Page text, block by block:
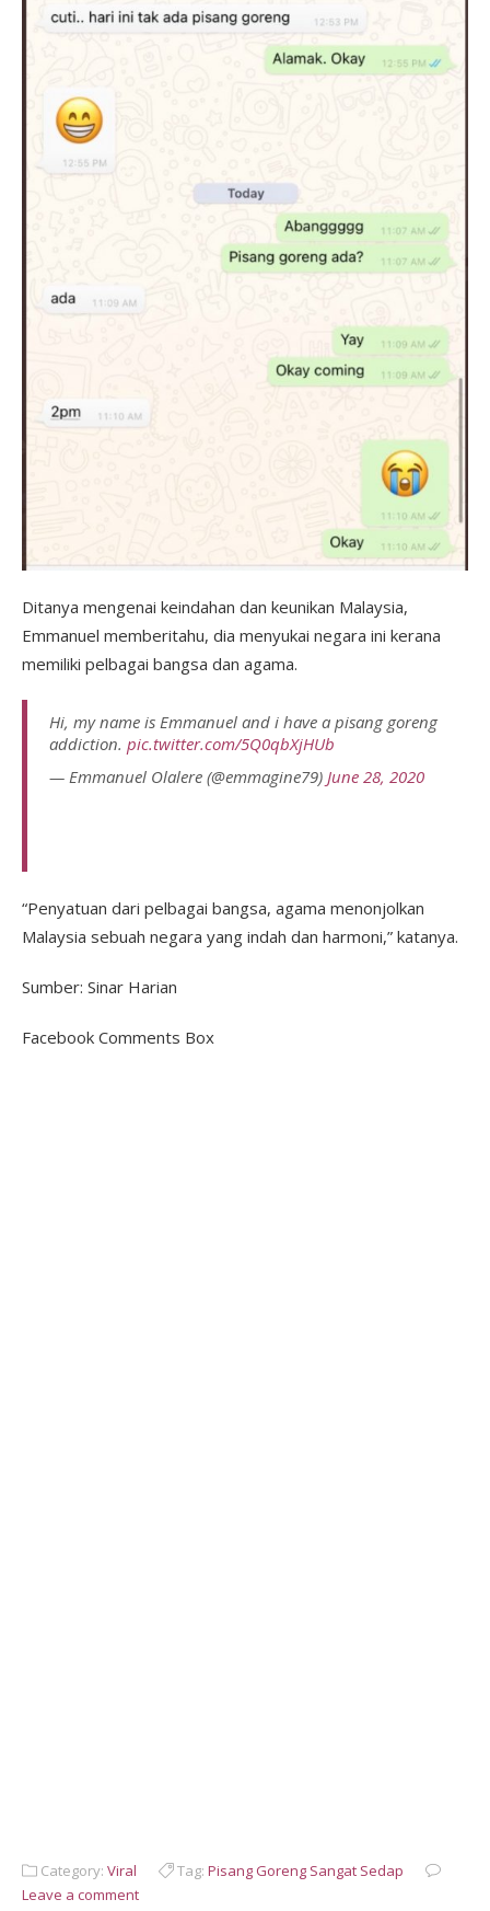
Ditanya mengenai keindahan dan keunikan Malaysia,
Emmanuel memberitahu, dia menyukai negara ini kerana
memiliki pelbagai bangsa dan agama.
Hi, my name is Emmanuel and i have a pisang goreng
addiction. pic.twitter.com/5Q0qbXjHUb
— Emmanuel Olalere (@emmagine79) June 28, 2020
“Penyatuan dari pelbagai bangsa, agama menonjolkan
Malaysia sebuah negara yang indah dan harmoni,” katanya.
Sumber: Sinar Harian
Facebook Comments Box
Category: Viral Tag: Pisang Goreng Sangat Sedap
Leave a comment